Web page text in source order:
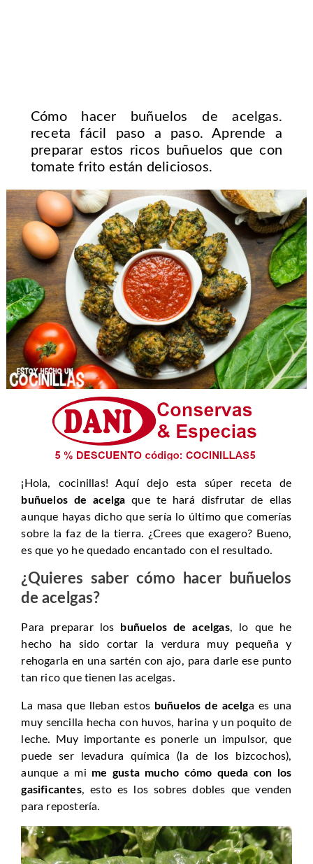
Cómo hacer buñuelos de acelgas.
receta fácil paso a paso. Aprende a
preparar estos ricos buñuelos que con
tomate frito están deliciosos.
¡Hola, cocinillas! Aquí dejo esta súper receta de
buñuelos de acelga que te hará disfrutar de ellas
aunque hayas dicho que sería lo último que comerías
sobre la faz de la tierra. ¿Crees que exagero? Bueno,
es que yo he quedado encantado con el resultado.
¿Quieres saber cómo hacer buñuelos
de acelgas?
Para preparar los buñuelos de acelgas, lo que he
hecho ha sido cortar la verdura muy pequeña y
rehogarla en una sartén con ajo, para darle ese punto
tan rico que tienen las acelgas.
La masa que lleban estos buñuelos de acelga es una
muy sencilla hecha con huvos, harina y un poquito de
leche. Muy importante es ponerle un impulsor, que
puede ser levadura química (la de los bizcochos),
aunque a mi me gusta mucho cómo queda con los
gasificantes, esto es los sobres dobles que venden
para repostería.